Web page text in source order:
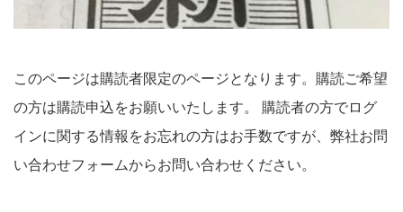
このページは購読者限定のページとなります。購読ご希望
の方は購読申込をお願いいたします。 購読者の方でログ
インに関する情報をお忘れの方はお手数ですが、弊社お問
い合わせフォームからお問い合わせください。